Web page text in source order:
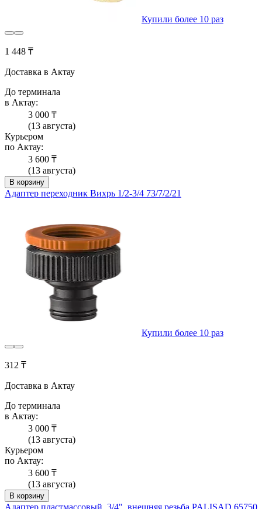
Купили более 10 раз
1 448 ₸
Доставка в Актау
До терминала
в Актау:
3 000 ₸
(13 августа)
Курьером
по Актау:
3 600 ₸
(13 августа)
В корзину
Адаптер переходник Вихрь 1/2-3/4 73/7/2/21
Купили более 10 раз
312 ₸
Доставка в Актау
До терминала
в Актау:
3 000 ₸
(13 августа)
Курьером
по Актау:
3 600 ₸
(13 августа)
В корзину